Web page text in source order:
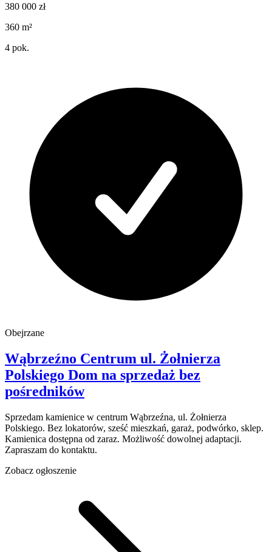
380 000 zł
360 m²
4 pok.
Obejrzane
Wąbrzeźno Centrum ul. Żołnierza
Polskiego Dom na sprzedaż bez
pośredników
Sprzedam kamienice w centrum Wąbrzeźna, ul. Żołnierza
Polskiego. Bez lokatorów, sześć mieszkań, garaż, podwórko, sklep.
Kamienica dostępna od zaraz. Możliwość dowolnej adaptacji.
Zapraszam do kontaktu.
Zobacz ogłoszenie